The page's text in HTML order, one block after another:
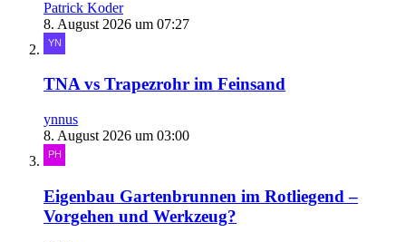
Patrick Koder
8. August 2026 um 07:27
TNA vs Trapezrohr im Feinsand
ynnus
8. August 2026 um 03:00
Eigenbau Gartenbrunnen im Rotliegend –
Vorgehen und Werkzeug?